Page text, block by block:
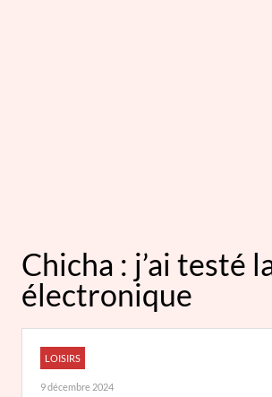
Chicha : j’ai testé
électronique
LOISIRS
9 décembre 2024